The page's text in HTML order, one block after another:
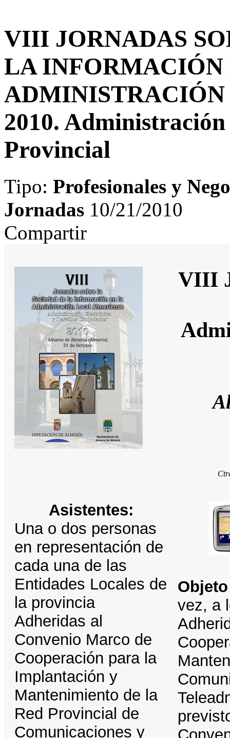
VIII JORNADAS
LA INFORMACIÓN
2010.
Provincial
Tipo: Profesionales y
Jornadas 10/21/2010
Compartir
VIII
Asistentes:
Una o dos personas
en representación de
cada una de las
Entidades Locales de
la provincia
Adheridas al
Convenio Marco de
Cooperación para la
Implantación y
Mantenimiento de la
Red Provincial de
Comunicaciones y
vez, a